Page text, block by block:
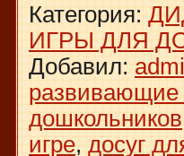
Категория:
ИГРЫ ДЛЯ
Добавил:
развивающие
дошкольников
игре, досуг